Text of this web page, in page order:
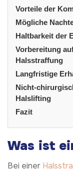
Vorteile der
Mögliche
Haltbarkeit der
Vorbereitung
Halsstraffung
Langfristige
Nicht-
Halslifting
Fazit
Was ist
Bei einer